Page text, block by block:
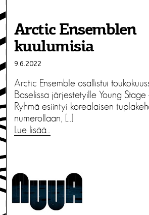
Arctic Ensemblen
kuulumisia
9.6.2022
Arctic Ensemble osallistui
Baselissa järjestetyille Young Stage
Ryhmä esiintyi korealaisen
numerollaan, […]
Lue lisää…